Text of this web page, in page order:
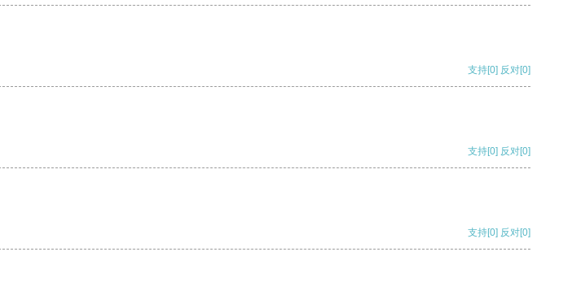
支持[0] 反对[0]
支持[0] 反对[0]
支持[0] 反对[0]